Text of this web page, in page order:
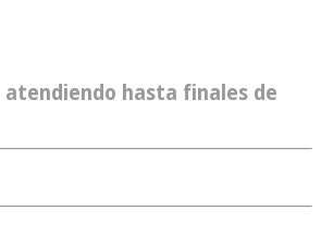
hasta finales de